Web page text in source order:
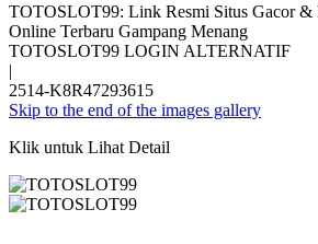
TOTOSLOT99: Link Resmi Situs Gacor &
Online Terbaru Gampang Menang
TOTOSLOT99 LOGIN ALTERNATIF
|
2514-K8R47293615
Skip to the end of the images gallery
Klik untuk Lihat Detail